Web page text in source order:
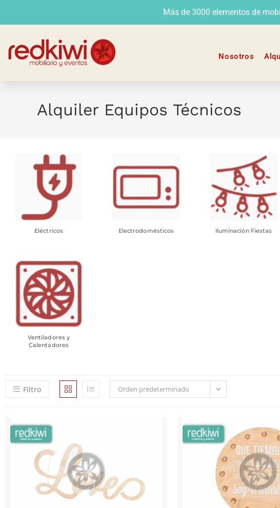
Más de 3000 elementos de
Nosotros
Alquiler Equipos Técnicos
Eléctricos Electrodomésticos Iluminación Fiestas
Ventiladores y
Calentadores
Filtro Orden predeterminado